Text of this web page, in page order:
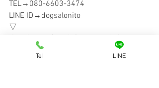
TEL→080-6603-3474
LINE ID→dogsalonito
▽
大阪市天王寺区小宮町10-3 小宮町ビル
Tel LINE